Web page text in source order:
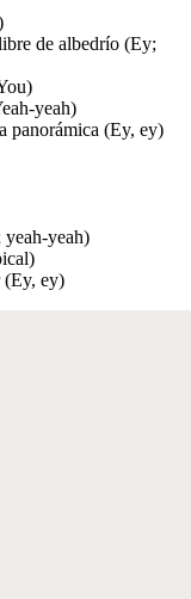
de albedrío (Ey;
yeah)
panorámica (Ey, ey)
yeah-yeah)
(Ey, ey)